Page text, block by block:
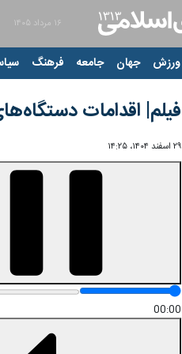
۱۶ مرداد ۱۴۰۵
ورزش جهان جامعه فرهنگ
فیلم| اقدامات
۲۹ اسفند ۱۴۰۴، ۱۴:۲۵